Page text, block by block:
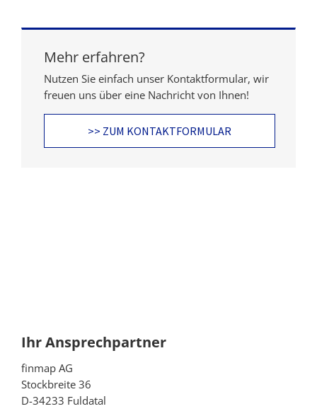
Mehr erfahren?
Nutzen Sie einfach unser Kontaktformular, wir
freuen uns über eine Nachricht von Ihnen!
>> ZUM KONTAKTFORMULAR
Ihr Ansprechpartner
finmap AG
Stockbreite 36
D-34233 Fuldatal